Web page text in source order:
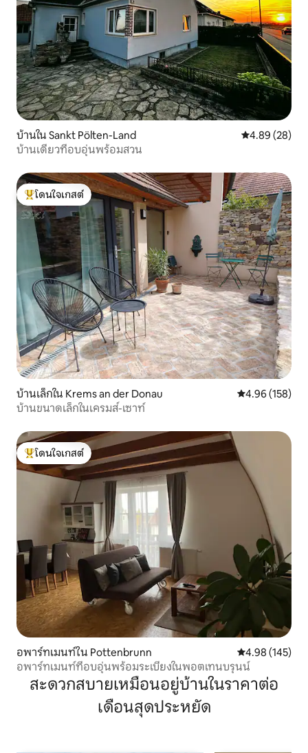
บ้านใน Sankt Pölten-Land คะแนนเฉลี่ย
4.89 (28)
บ้านเดี่ยวที่อบอุ่นพร้อมสวน
โดนใจเกสต์ที่สุด
โดนใจเกสต์
บ้านเล็กใน Krems an der Donau คะแนนเฉลี่ย
4.96 (158)
บ้านขนาดเล็กในเครมส์-เซาท์
โดนใจเกสต์ที่สุด
โดนใจเกสต์
อพาร์ทเมนท์ใน Pottenbrunn คะแนนเฉลี่ย
4.98 (145)
อพาร์ทเมนท์ที่อบอุ่นพร้อมระเบียงในพอตเทนบรุนน์
สะดวกสบายเหมือนอยู่บ้านในราคาต่อ
เดือนสุดประหยัด